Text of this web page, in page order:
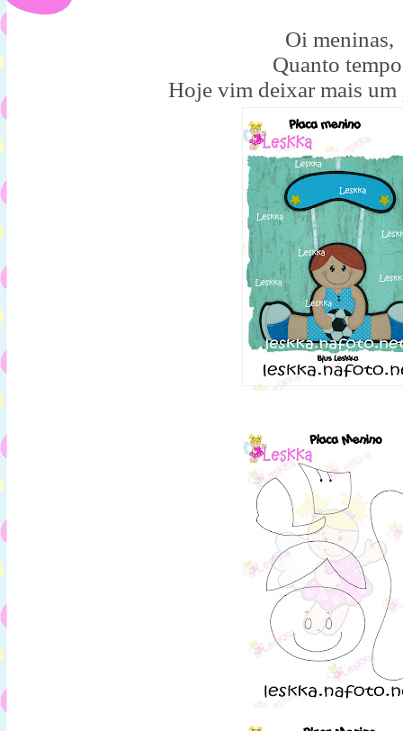
Oi meninas,
Quanto
Hoje vim deixar mais um